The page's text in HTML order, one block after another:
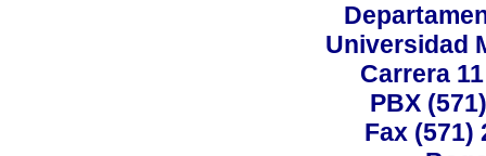
Universidad
Carrera
PBX
Fax (571)